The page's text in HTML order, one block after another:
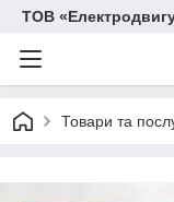
ТОВ
Товари та